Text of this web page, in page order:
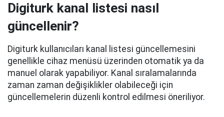
Digiturk kanal listesi nasıl
güncellenir?
Digiturk kullanıcıları kanal listesi güncellemesini
genellikle cihaz menüsü üzerinden otomatik ya da
manuel olarak yapabiliyor. Kanal sıralamalarında
zaman zaman değişiklikler olabileceği için
güncellemelerin düzenli kontrol edilmesi öneriliyor.